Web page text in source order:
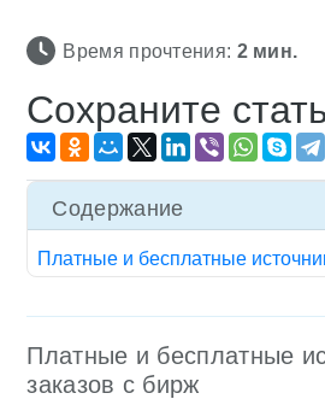
Время прочтения: 2мин.
Сохраните
Содержание
Платные и бесплатные
Платные и бесплатные
заказов с бирж